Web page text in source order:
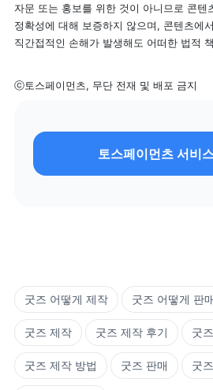
자문 또는 홍보를 위한 것이 아니므로 콘텐
정확성에 대해 보증하지 않으며, 콘텐츠에
직간접적인 손해가 발생해도 어떠한 법적
ⓒ토스페이먼츠, 무단 전재 및 배포 금지
토스페이먼츠 서비
굿즈 어떻게 제작 굿즈 어떻게 판매
굿즈 제작 굿즈 제작 후기 굿
굿즈 제작 방법 굿즈 판매 굿